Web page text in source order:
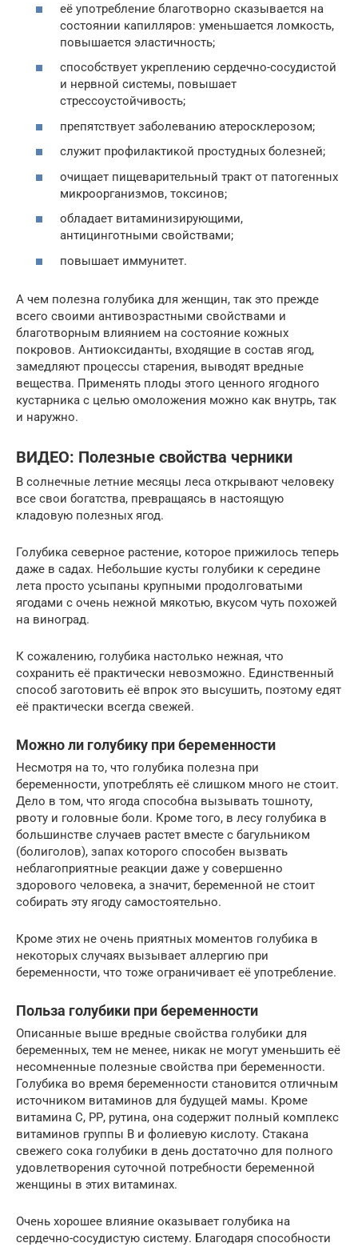
её употребление благотворно сказывается на
состоянии капилляров: уменьшается ломкость,
повышается эластичность;
способствует укреплению сердечно-сосудистой
и нервной системы, повышает
стрессоустойчивость;
препятствует заболеванию атеросклерозом;
служит профилактикой простудных болезней;
очищает пищеварительный тракт от патогенных
микроорганизмов, токсинов;
обладает витаминизирующими,
антицинготными свойствами;
повышает иммунитет.
А чем полезна голубика для женщин, так это прежде
всего своими антивозрастными свойствами и
благотворным влиянием на состояние кожных
покровов. Антиоксиданты, входящие в состав ягод,
замедляют процессы старения, выводят вредные
вещества. Применять плоды этого ценного ягодного
кустарника с целью омоложения можно как внутрь, так
и наружно.
ВИДЕО: Полезные свойства черники
В солнечные летние месяцы леса открывают человеку
все свои богатства, превращаясь в настоящую
кладовую полезных ягод.
Голубика северное растение, которое прижилось теперь
даже в садах. Небольшие кусты голубики к середине
лета просто усыпаны крупными продолговатыми
ягодами с очень нежной мякотью, вкусом чуть похожей
на виноград.
К сожалению, голубика настолько нежная, что
сохранить её практически невозможно. Единственный
способ заготовить её впрок это высушить, поэтому едят
её практически всегда свежей.
Можно ли голубику при беременности
Несмотря на то, что голубика полезна при
беременности, употреблять её слишком много не стоит.
Дело в том, что ягода способна вызывать тошноту,
рвоту и головные боли. Кроме того, в лесу голубика в
большинстве случаев растет вместе с багульником
(болиголов), запах которого способен вызвать
неблагоприятные реакции даже у совершенно
здорового человека, а значит, беременной не стоит
собирать эту ягоду самостоятельно.
Кроме этих не очень приятных моментов голубика в
некоторых случаях вызывает аллергию при
беременности, что тоже ограничивает её употребление.
Польза голубики при беременности
Описанные выше вредные свойства голубики для
беременных, тем не менее, никак не могут уменьшить её
несомненные полезные свойства при беременности.
Голубика во время беременности становится отличным
источником витаминов для будущей мамы. Кроме
витамина С, РР, рутина, она содержит полный комплекс
витаминов группы В и фолиевую кислоту. Стакана
свежего сока голубики в день достаточно для полного
удовлетворения суточной потребности беременной
женщины в этих витаминах.
Очень хорошее влияние оказывает голубика на
сердечно-сосудистую систему. Благодаря способности